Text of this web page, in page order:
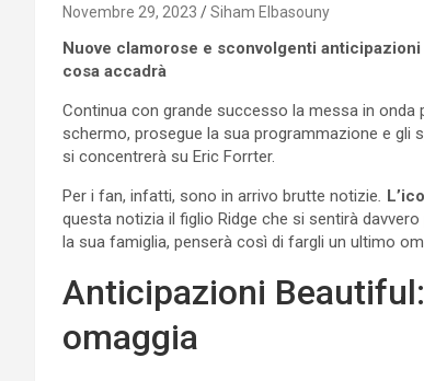
Novembre 29, 2023 Siham Elbasouny
Nuove clamorose e sconvolgenti
cosa accadrà
Continua con grande successo la messa in onda
schermo, prosegue la sua programmazione e gli
si concentrerà su Eric Forrter.
Per i fan, infatti, sono in arrivo brutte notizie
questa notizia il figlio Ridge che si sentirà
la sua famiglia, penserà così di fargli un ultimo
Anticipazioni
omaggia